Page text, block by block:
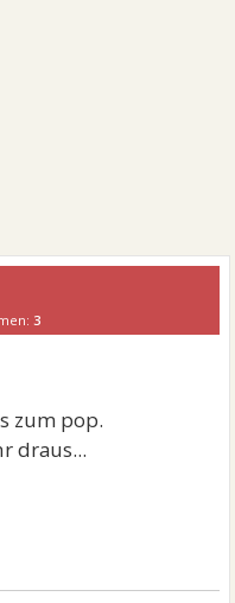
3
zum pop.
draus...